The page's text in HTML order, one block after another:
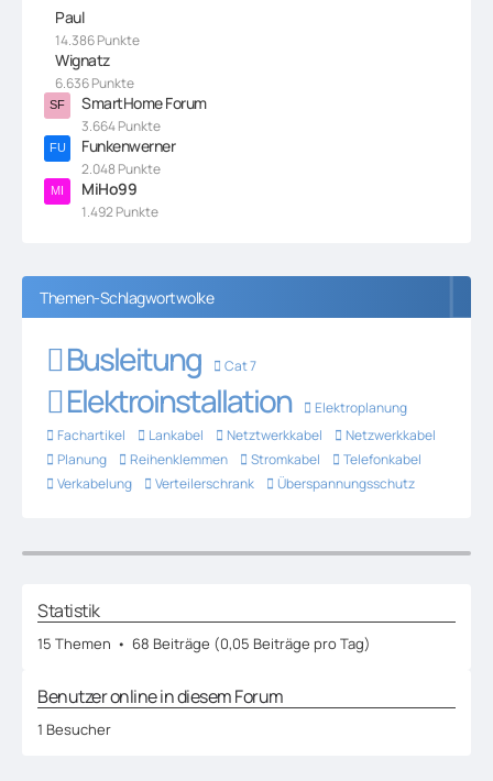
Paul
14.386 Punkte
Wignatz
6.636 Punkte
SmartHome Forum
3.664 Punkte
Funkenwerner
2.048 Punkte
MiHo99
1.492 Punkte
Themen-Schlagwortwolke
Busleitung Cat 7
Elektroinstallation
Elektroplanung
Fachartikel
Lankabel Netztwerkkabel
Netzwerkkabel
Planung
Reihenklemmen Stromkabel
Telefonkabel
Verkabelung
Verteilerschrank Überspannungsschutz
Statistik
15 Themen 68 Beiträge (0,05 Beiträge pro Tag)
Benutzer online in diesem Forum
1 Besucher